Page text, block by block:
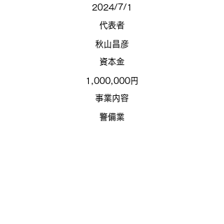
2024/7/1
​代表者
秋山昌彦
​資本金
1,000,000円
​事業内容
警備業